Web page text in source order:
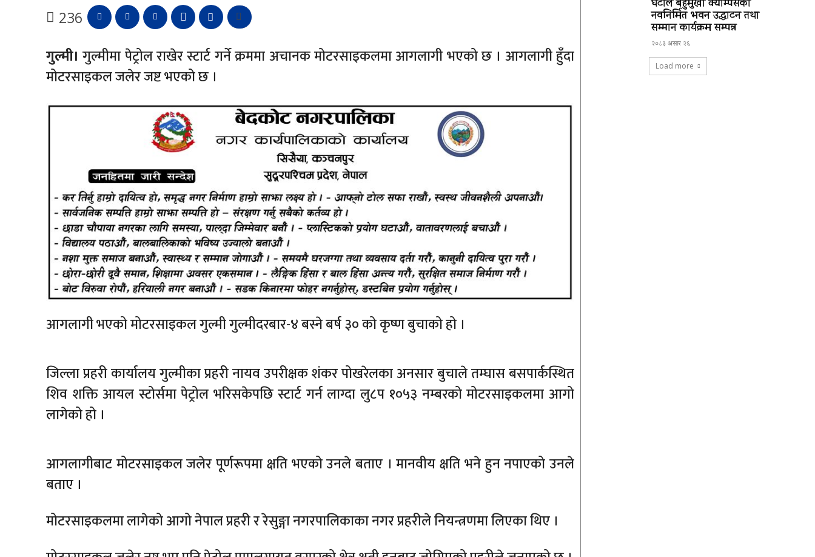
236
गुल्मी। गुल्मीमा पेट्रोल राखेर स्टार्ट गर्ने क्रममा अचानक मोटरसाइकलमा आगलागी भएको छ । आगलागी हुँदा
मोटरसाइकल जलेर जष्ट भएको छ ।
आगलागी भएको मोटरसाइकल गुल्मी गुल्मीदरबार-४ बस्ने बर्ष ३० को कृष्ण बुचाको हो ।
जिल्ला प्रहरी कार्यालय गुल्मीका प्रहरी नायव उपरीक्षक शंकर पोखरेलका अनसार बुचाले तम्घास बसपार्कस्थित
शिव शक्ति आयल स्टोर्समा पेट्रोल भरिसकेपछि स्टार्ट गर्न लाग्दा लु८प १०५३ नम्बरको मोटरसाइकलमा आगो
लागेको हो ।
आगलागीबाट मोटरसाइकल जलेर पूर्णरूपमा क्षति भएको उनले बताए । मानवीय क्षति भने हुन नपाएको उनले
बताए ।
मोटरसाइकलमा लागेको आगो नेपाल प्रहरी र रेसुङ्गा नगरपालिकाका नगर प्रहरीले नियन्त्रणमा लिएका थिए ।
घटाल बहुमुखी क्याम्पसको
नवनिर्मित भवन उद्घाटन तथा
सम्मान कार्यक्रम सम्पन्न
२०८३ असार २६
Load more